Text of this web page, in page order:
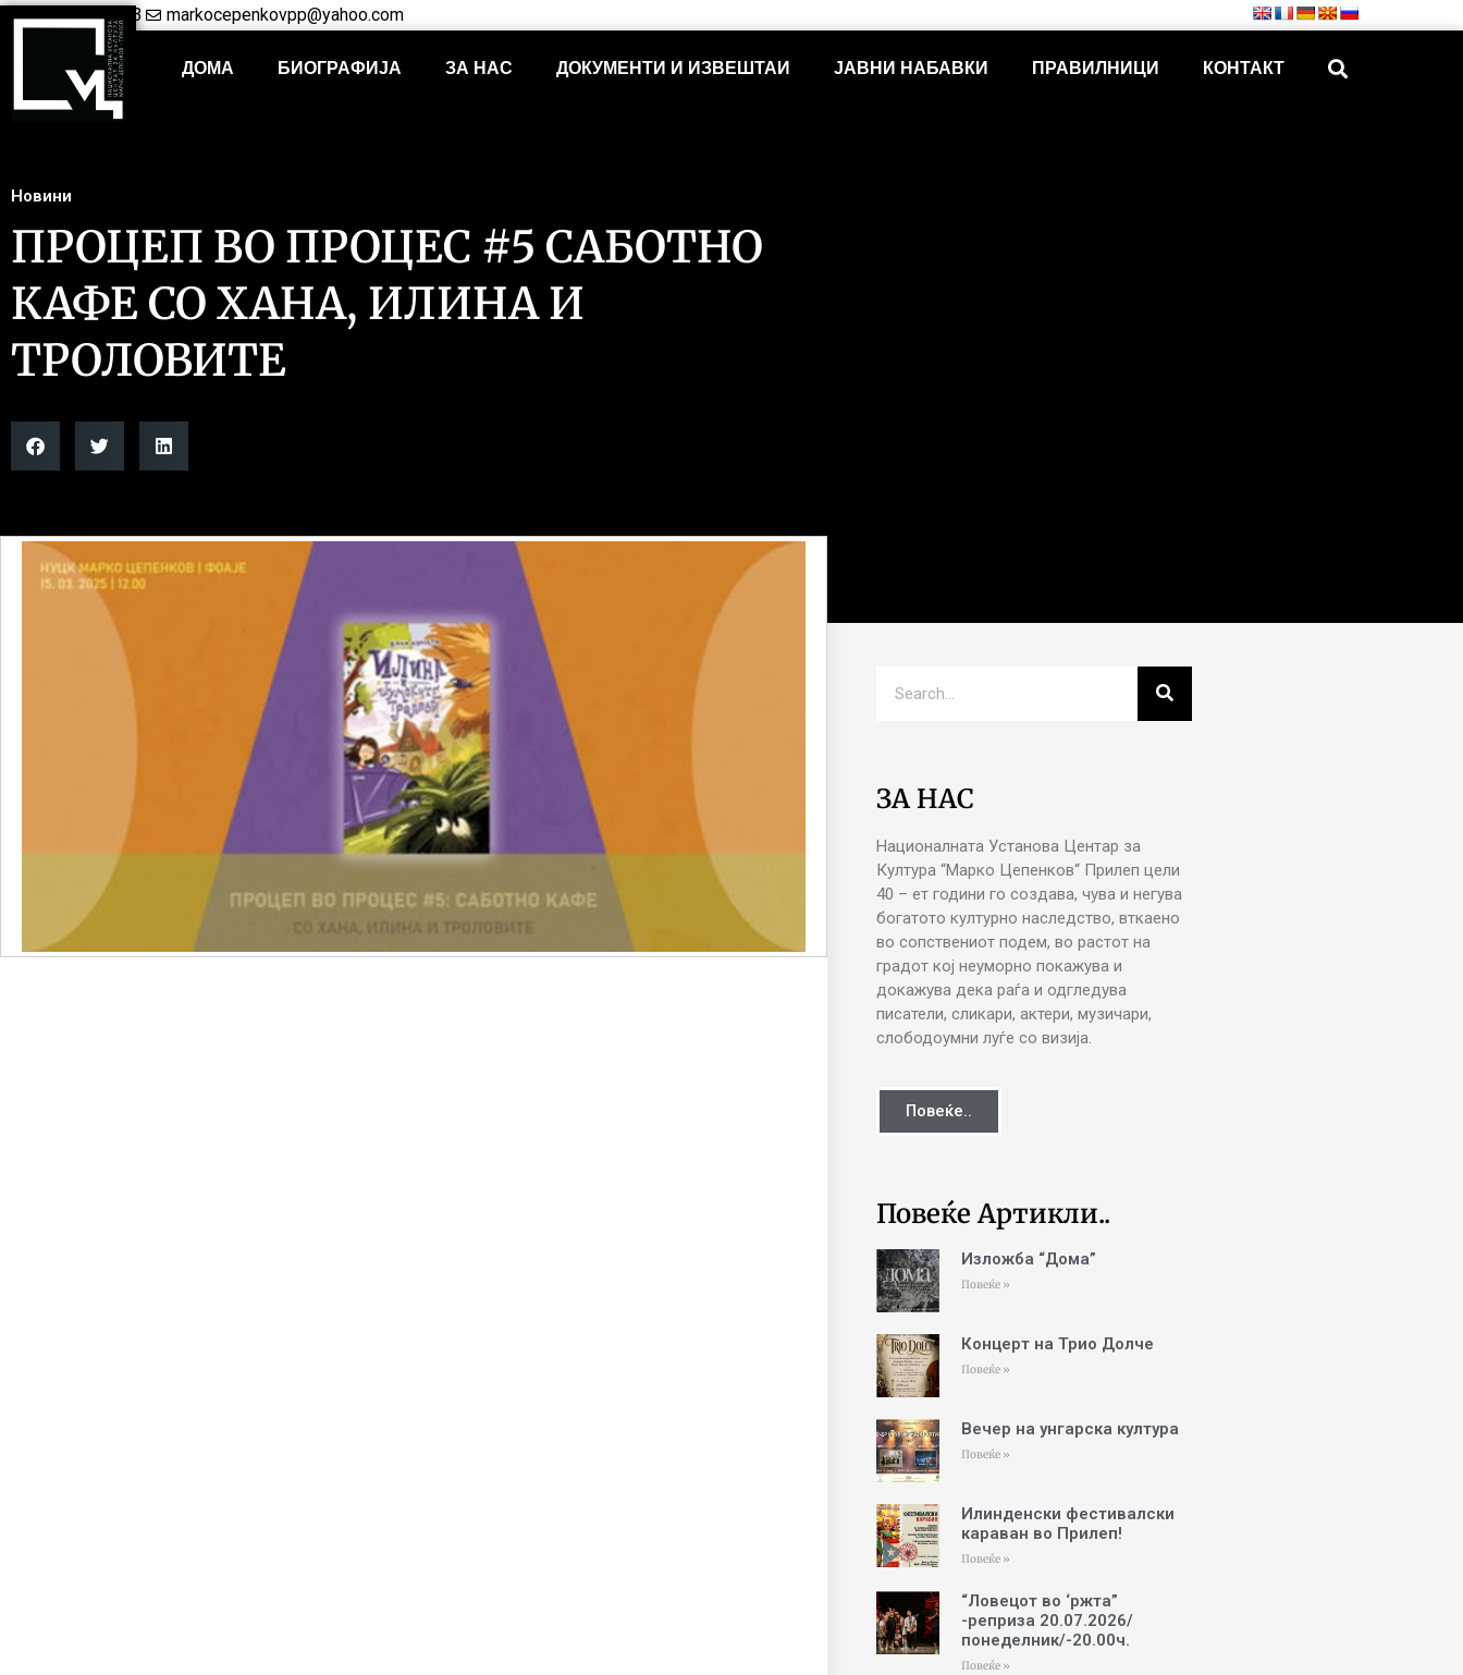
+38948421703 markocepenkovpp@yahoo.com
ДОМА БИОГРАФИЈА ЗА НАС ДОКУМЕНТИ И ИЗВЕШТАИ ЈАВНИ НАБАВКИ ПРАВИЛНИЦИ КОНТАКТ
Новини
ПРОЦЕП ВО ПРОЦЕС #5 САБОТНО
КАФЕ СО ХАНА, ИЛИНА И
ТРОЛОВИТЕ
ЗА НАС
Националната Установа Центар за
Култура “Марко Цепенков“ Прилеп цели
40 – ет години го создава, чува и негува
богатото културно наследство, вткаено
во сопствениот подем, во растот на
градот кој неуморно покажува и
докажува дека раѓа и одгледува
писатели, сликари, актери, музичари,
слободоумни луѓе со визија.
Повеќе..
Повеќе Артикли..
Изложба “Дома”
Повеќе »
Концерт на Трио Долче
Повеќе »
Вечер на унгарска култура
Повеќе »
Илинденски фестивалски
караван во Прилеп!
Повеќе »
“Ловецот во ‘ржта”
-реприза 20.07.2026/
понеделник/-20.00ч.
Повеќе »